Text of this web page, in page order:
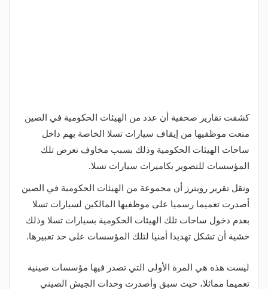
كشفت تقارير صحفية أن عدد من الهيئات الحكومية في الصين
منعت موظفيها من إيقاف سيارات تسلا الخاصة بهم داخل
ساحات الهيئات الحكومية وذلك بسبب مخاوف تعرض تلك
المؤسسات للتصوير بكاميرات سيارات تسلا.
ونقل تقرير رويترز أن مجموعة من الهيئات الحكومية في الصين
أصدرت تعميما رسميا على موظفيها المالكين لسيارات تسلا
بعدم دخول ساحات تلك الهيئات الحكومية بسيارات تسلا وذلك
خشية أن تشكل تهديدا أمنيا لتلك المؤسسات على حد تعبيرها.
ليست هذه هي المرة الأولى التي تصدر فيها مؤسسات صينية
تعميما مماثلا، حيث سبق وأصدرت وحدات الجيش الصيني